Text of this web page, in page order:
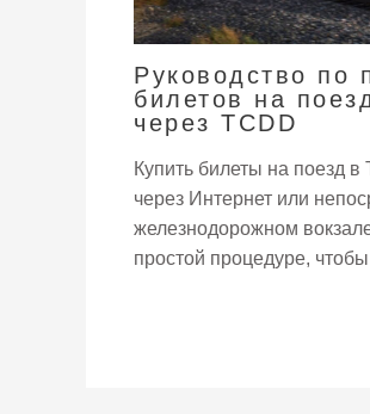
Руководство по
билетов на
через TCDD
Купить билеты на поезд
через Интернет или
железнодорожном
простой процедуре,